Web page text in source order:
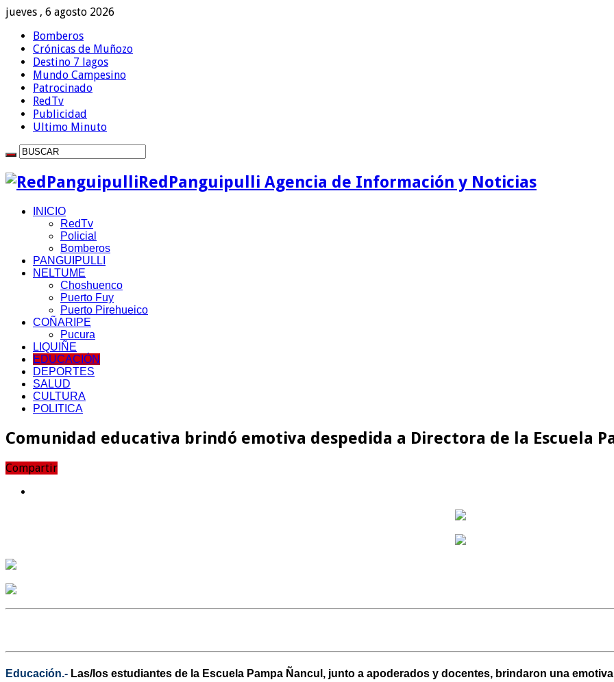
jueves , 6 agosto 2026
Bomberos
Crónicas de Muñozo
Destino 7 lagos
Mundo Campesino
Patrocinado
RedTv
Publicidad
Ultimo Minuto
RedPanguipulli Agencia de Información y Noticias
INICIO
RedTv
Policial
Bomberos
PANGUIPULLI
NELTUME
Choshuenco
Puerto Fuy
Puerto Pirehueico
COÑARIPE
Pucura
LIQUIÑE
EDUCACIÓN
DEPORTES
SALUD
CULTURA
POLITICA
Comunidad educativa brindó emotiva despedida a Directora de la Escuela
Compartir
Educación.- Las/los estudiantes de la Escuela Pampa Ñancul, junto a apoderados y docentes, brindaron una